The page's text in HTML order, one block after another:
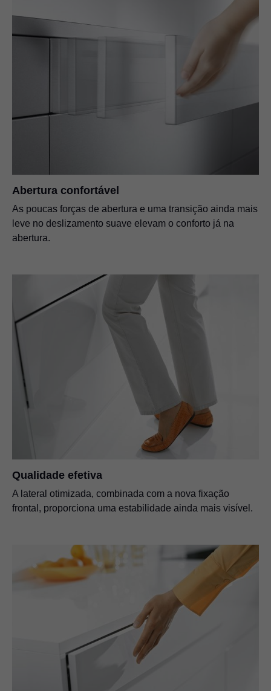
Abertura confortável
As poucas forças de abertura e uma transição ainda mais
leve no deslizamento suave elevam o conforto já na
abertura.
Qualidade efetiva
A lateral otimizada, combinada com a nova fixação
frontal, proporciona uma estabilidade ainda mais visível.